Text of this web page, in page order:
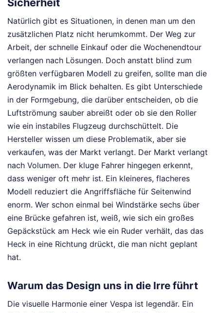
Natürlich gibt es Situationen, in denen man um den
zusätzlichen Platz nicht herumkommt. Der Weg zur
Arbeit, der schnelle Einkauf oder die Wochenendtour
verlangen nach Lösungen. Doch anstatt blind zum
größten verfügbaren Modell zu greifen, sollte man die
Aerodynamik im Blick behalten. Es gibt Unterschiede
in der Formgebung, die darüber entscheiden, ob die
Luftströmung sauber abreißt oder ob sie den Roller
wie ein instabiles Flugzeug durchschüttelt. Die
Hersteller wissen um diese Problematik, aber sie
verkaufen, was der Markt verlangt. Der Markt verlangt
nach Volumen. Der kluge Fahrer hingegen erkennt,
dass weniger oft mehr ist. Ein kleineres, flacheres
Modell reduziert die Angriffsfläche für Seitenwind
enorm. Wer schon einmal bei Windstärke sechs über
eine Brücke gefahren ist, weiß, wie sich ein großes
Gepäckstück am Heck wie ein Ruder verhält, das das
Heck in eine Richtung drückt, die man nicht geplant
hat.
Warum das Design uns in die Irre führt
Die visuelle Harmonie einer Vespa ist legendär. Ein